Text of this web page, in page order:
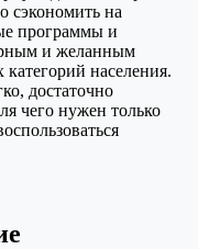
сэкономить на
программы и
и желанным
населения.
достаточно
чего нужен только